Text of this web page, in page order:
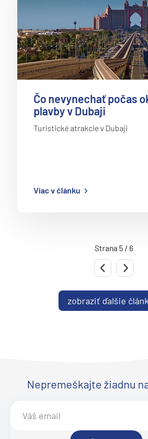
Čo nevynechať počas
plavby v Dubaji
Turistické atrakcie v Dubaji
Viac v článku
Strana 5 / 6
zobraziť ďalšie
Nepremeškajte žiadnu